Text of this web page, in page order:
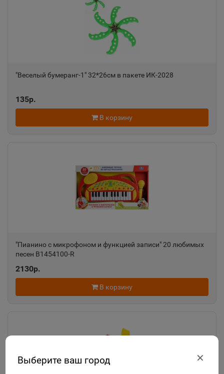
Выберите ваш город ✕
"Веселый бумеранг-1" 32*26см в пакете ИК-2028
135р.
В корзину
"Пианино с микрофоном и функцией записи" 20 любимых
песен B1454100-R
2130р.
В корзину